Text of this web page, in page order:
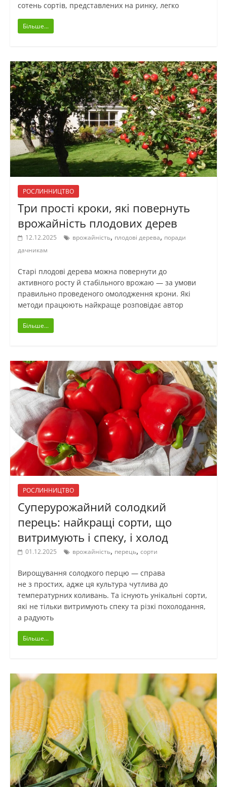
сотень сортів, представлених на ринку, легко
Більше...
РОСЛИННИЦТВО
Три прості кроки, які повернуть
врожайність плодових дерев
12.12.2025 врожайність, плодові дерева, поради
дачникам
Старі плодові дерева можна повернути до
активного росту й стабільного врожаю — за умови
правильно проведеного омолодження крони. Які
методи працюють найкраще розповідає автор
Більше...
РОСЛИННИЦТВО
Суперурожайний солодкий
перець: найкращі сорти, що
витримують і спеку, і холод
01.12.2025 врожайність, перець, сорти
Вирощування солодкого перцю — справа
не з простих, адже ця культура чутлива до
температурних коливань. Та існують унікальні сорти,
які не тільки витримують спеку та різкі похолодання,
а радують
Більше...